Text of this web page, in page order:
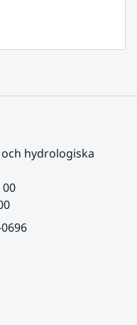
hydrologiska
00